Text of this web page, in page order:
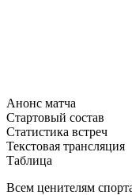
Анонс матча
Стартовый состав
Статистика встреч
Текстовая трансляция
Таблица
Всем ценителям